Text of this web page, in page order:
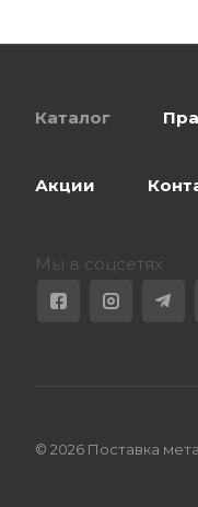
Каталог
Акции
Мы в соцсетях
© 2026 Поставка